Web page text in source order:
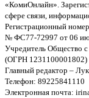
«КомиОнлайн».
сфере связи,
Регистрационный
№ ФС77-72997 от 06
Учредитель Общество
(ОГРН 1231100001802)
Главный редактор –
Телефон: 89225841110
Электронная почта: